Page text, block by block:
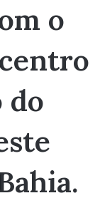
o
do